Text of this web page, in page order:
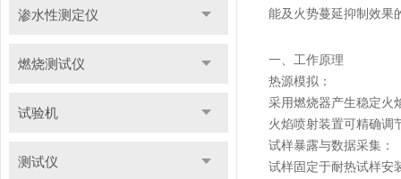
渗水性测定仪
燃烧测试仪
试验机
测试仪
能及火势蔓延抑制效果
一、工作原理
热源模拟：
采用燃烧器产生稳定火
火焰喷射装置可精确调
试样暴露与数据采集：
试样固定于耐热试样安